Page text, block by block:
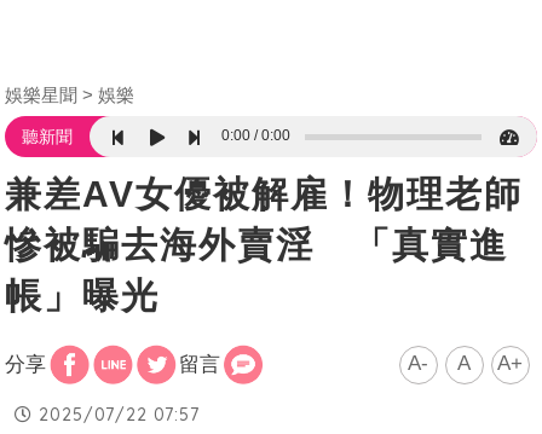
娛樂星聞 娛樂
聽新聞 0:00 0:00
兼差AV女優被解雇！物理老師
慘被騙去海外賣淫 「真實進
帳」曝光
分享 留言 A- A A+
2025/07/22 07:57